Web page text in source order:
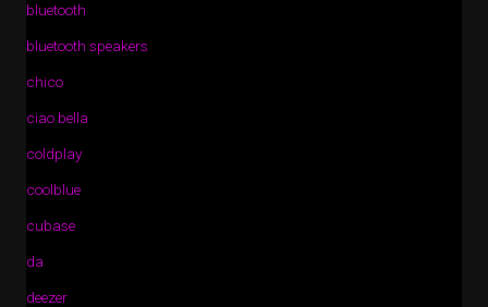
bluetooth
bluetooth speakers
chico
ciao bella
coldplay
coolblue
cubase
da
deezer